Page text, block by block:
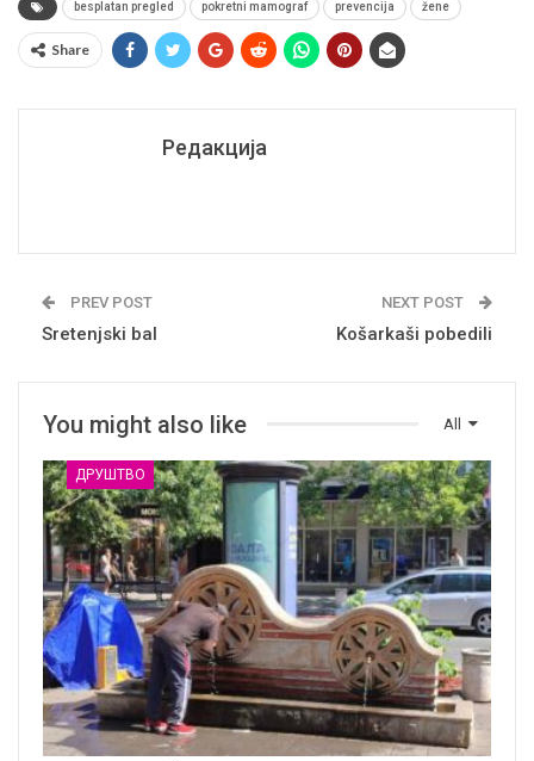
besplatan pregled pokretni mamograf prevencija žene
Share
Редакција
PREV POST
Sretenjski bal
NEXT POST
Košarkaši pobedili
All
You might also like
ДРУШТВО